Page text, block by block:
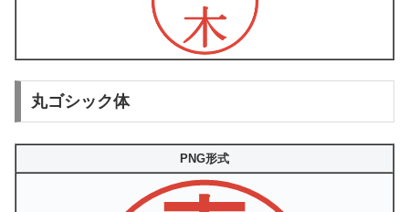
丸ゴシック体
PNG形式